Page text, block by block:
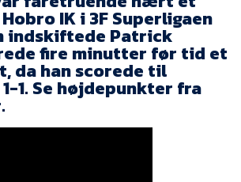
Fodbold
Water Arena
IK i 3F Superligaen
indskiftede Patrick
fire minutter før tid et
da han scorede til
1. Se højdepunkter fra